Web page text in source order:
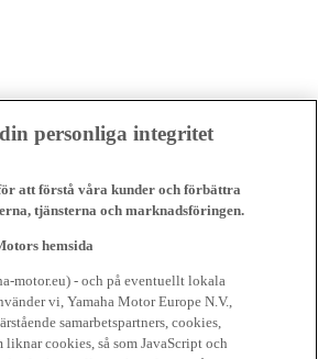
personliga integritet
att förstå våra kunder och förbättra
tjänsterna och marknadsföringen.
hemsida
motor.eu) - och på eventuellt lokala
vi, Yamaha Motor Europe N.V.,
samarbetspartners, cookies,
cookies, så som JavaScript och